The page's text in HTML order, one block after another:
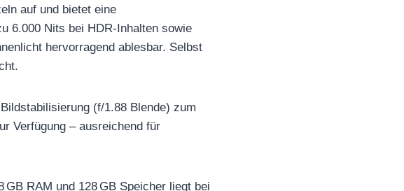
auf und bietet eine
6.000 Nits bei HDR-Inhalten sowie
hervorragend ablesbar. Selbst
(f/1.88 Blende) zum
Verfügung – ausreichend für
RAM und 128 GB Speicher liegt bei